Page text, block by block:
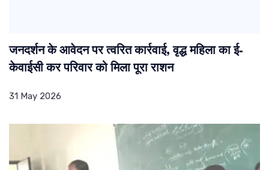
जनदर्शन के आवेदन पर त्वरित कार्रवाई, वृद्ध महिला का ई-
केवाईसी कर परिवार को मिला पूरा राशन
31 May 2026